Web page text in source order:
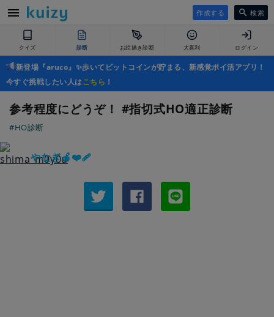
作成する 検索
クイズ 診断 お絵描き診断 大喜利 ログイン
新登場『aruco』✨歩いてビットコインが貯まる、新感覚ポイ活アプリ！
今すぐ挑戦したい人はこちら ！
参考程度にどうぞ！ #指切式HO適正診断
#HO診断
やなぎ🍎❤️‍🩹